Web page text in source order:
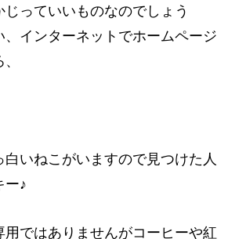
っていいものなのでしょう
インターネットでホームページ
白いねこがいますので見つけた人
ー♪
ではありませんがコーヒーや紅